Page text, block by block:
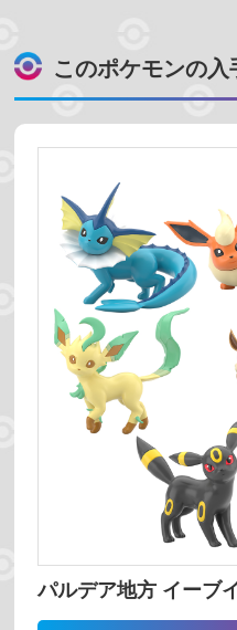
プレミアムバンダイ
コンビニ スーパ
ホビーショップ
絞り込む
予約受付中
発売時期
番号 降
名前 降順
このポケモンの入
パルデア地方 イーブ